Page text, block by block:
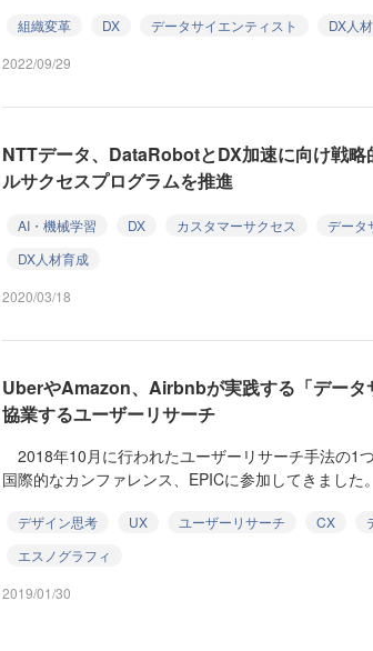
組織変革 DX データサイエンティスト DX人材
2022/09/29
NTTデータ、DataRobotとDX加速に向け戦略
ルサクセスプログラムを推進
AI・機械学習 DX カスタマーサクセス
データ
DX人材育成
2020/03/18
UberやAmazon、Airbnbが実践する「データ
協業するユーザーリサーチ
2018年10月に行われたユーザーリサーチ手法の1
国際的なカンファレンス、EPICに参加してきました
デザイン思考 UX ユーザーリサーチ CX
エスノグラフィ
2019/01/30